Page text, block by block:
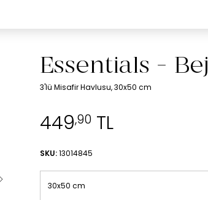
Essentials - Bej
3'lü Misafir Havlusu, 30x50 cm
449,90TL
SKU: 13014845
30x50 cm